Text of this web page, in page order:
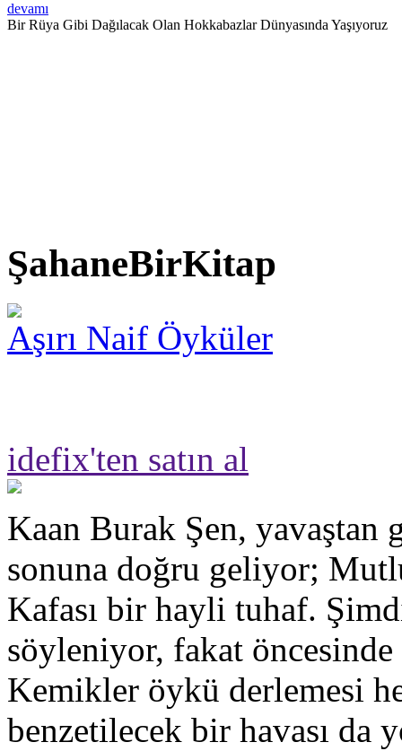
devamı
Bir Rüya Gibi Dağılacak Olan Hokkabazlar Dünyasında Yaşıyoruz
ŞahaneBirKitap
Aşırı Naif Öyküler
idefix'ten satın al
Kaan Burak Şen, yavaştan
sonuna doğru geliyor;
Kafası bir hayli tuhaf.
söyleniyor, fakat
Kemikler öykü derlemesi
benzetilecek bir havası da